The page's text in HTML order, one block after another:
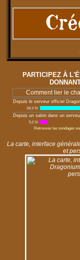
PARTICIPEZ À
Comment lier le
Depuis le serveur officiel
94,4 %
Depuis un salon dans un
5,6 %
Retrouvez les sondages
La carte, interface
et